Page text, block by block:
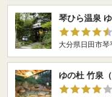
琴ひら温泉
大分県日田市琴
ゆの杜 竹泉（